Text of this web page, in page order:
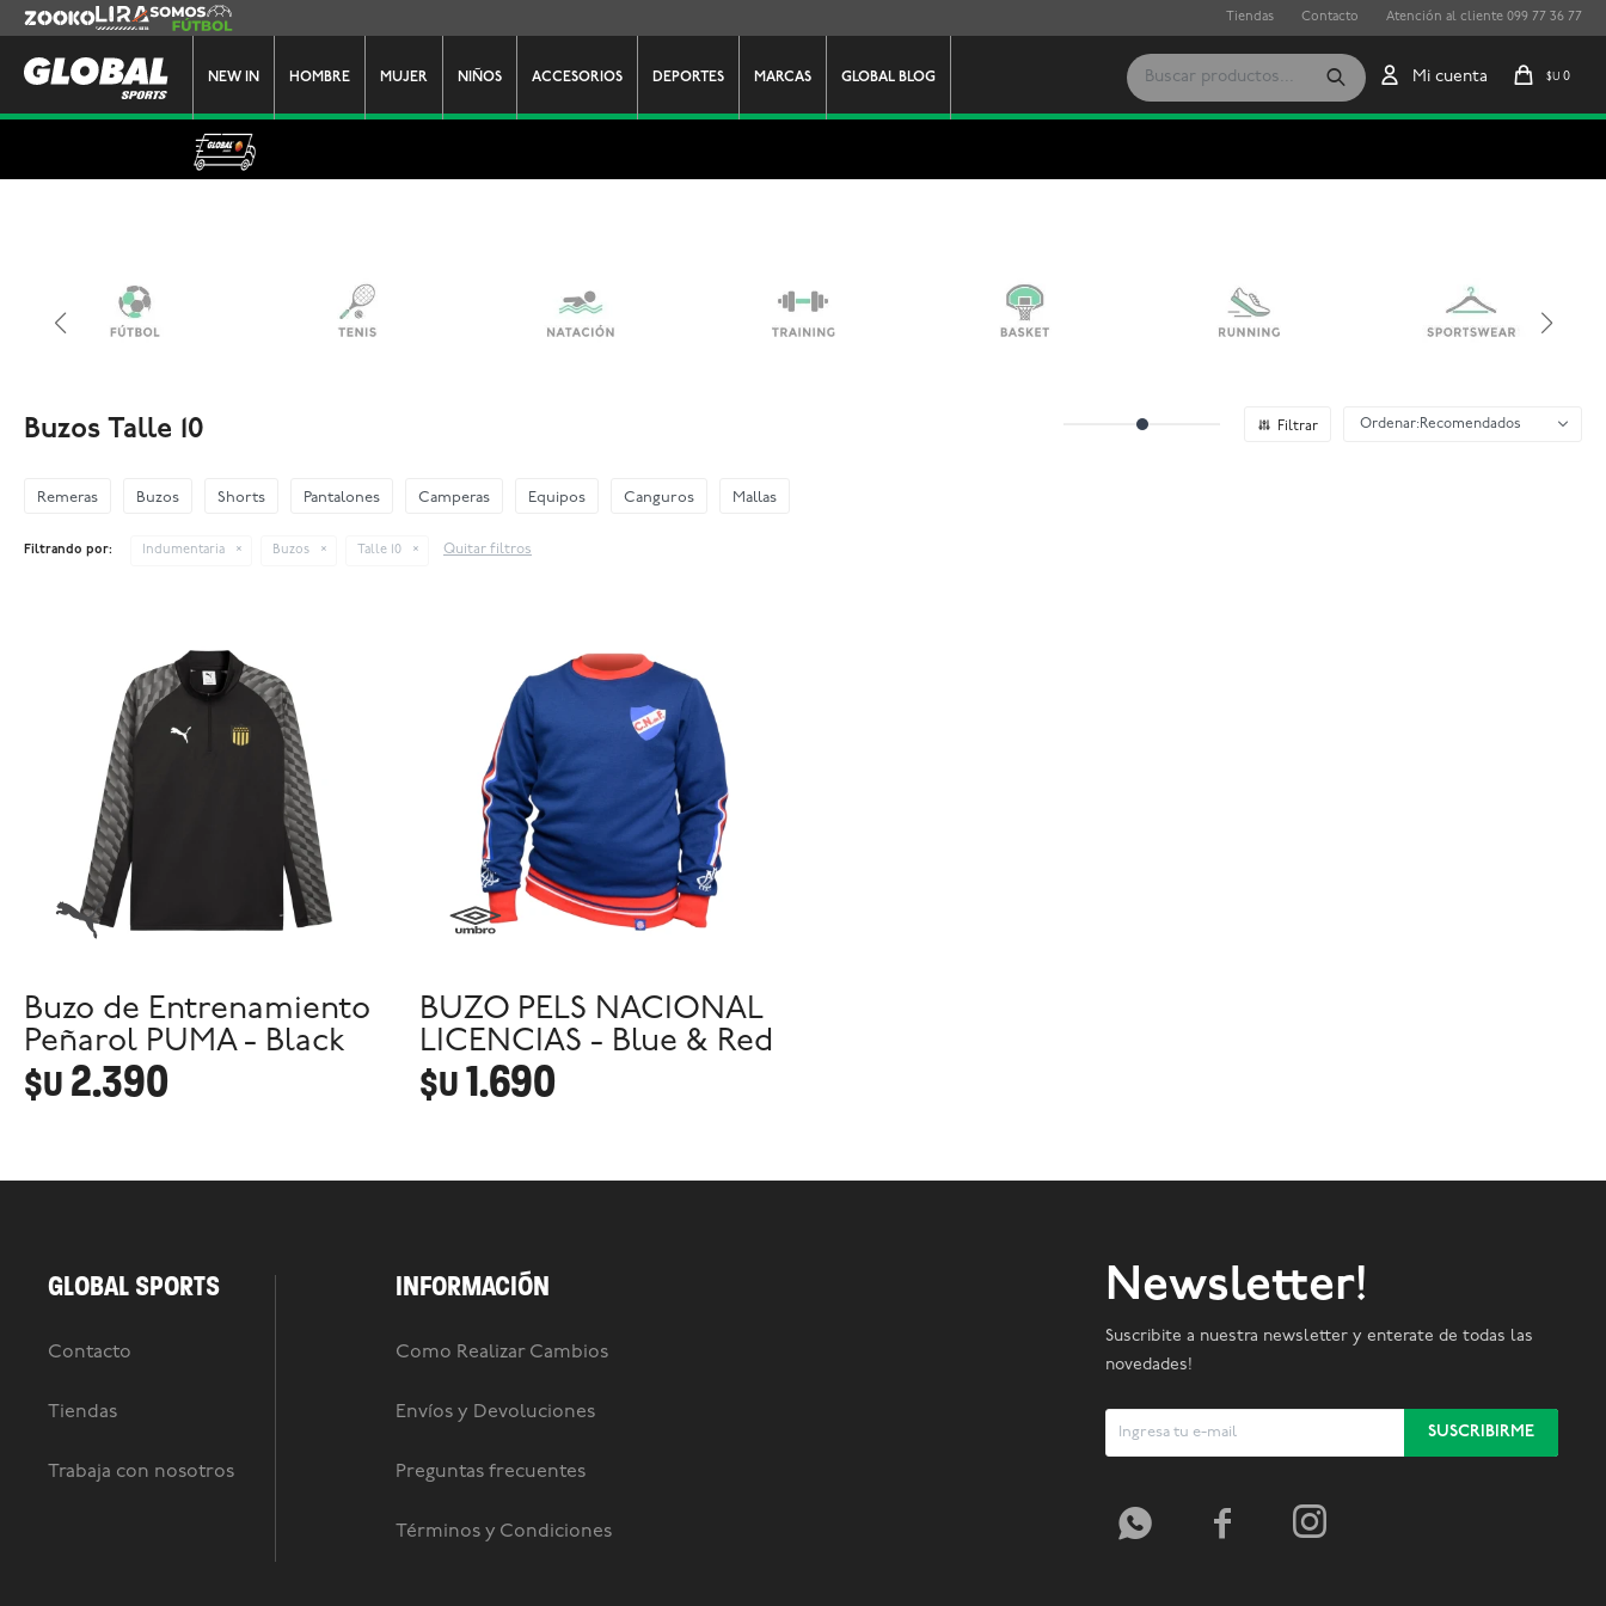
NEW IN HOMBRE MUJER NIÑOS ACCESORIOS DEPORTES MARCAS GLOBAL BLOG $U 0
Zooko Lira Somos Futbol Tiendas Contacto Atención al cliente 099 77 36 77
Buzos Talle 10 Recomendados
Remeras Buzos Shorts Pantalones Camperas Equipos Canguros Mallas
Filtrando por: Indumentaria Buzos Talle 10 Quitar filtros
Buzo de Entrenamiento
Peñarol PUMA - Black
$U 2.390
BUZO PELS NACIONAL
LICENCIAS - Blue & Red
$U1.690
GLOBAL SPORTS
Contacto
Tiendas
Trabaja con nosotros
INFORMACIÓN
Como Realizar Cambios
Envíos y Devoluciones
Preguntas frecuentes
Términos y Condiciones
Newsletter!
Suscribite a nuestra newsletter y enterate de todas las
novedades!
SUSCRIBIRME
  